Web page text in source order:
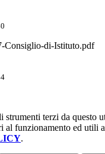
Consiglio-di-Istituto.pdf
strumenti terzi da questo
al funzionamento ed utili
.